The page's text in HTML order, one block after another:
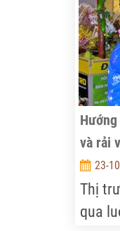
và rải
23-
Thị
qua